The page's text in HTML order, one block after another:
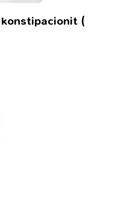
konstipacionit (